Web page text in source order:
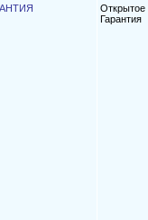
Открытое
Гарантия